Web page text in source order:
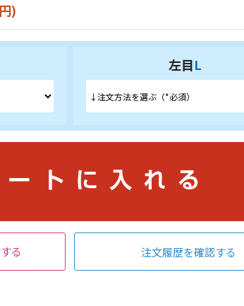
)
左目L
る 注文履歴を確認する